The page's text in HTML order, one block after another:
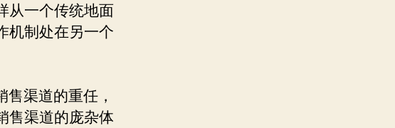
从一个传统地面
机制处在另一个
渠道的重任，
售渠道的庞杂体